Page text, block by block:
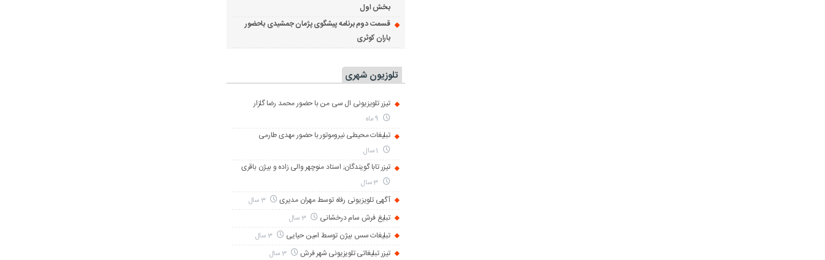
بخش اول
قسمت دوم برنامه پیشگوی پژمان جمشیدی باحضور
باران کوثری
تلوزیون شهری
تیزر تلویزیونی ال سی من با حضور محمد رضا گلزار
تبلیغات محیطی نیروموتور با حضور مهدی طارمی
تیزر تابا گویندگان; استاد منوچهر والی زاده و بیژن باقری
آگهی تلویزیونی رفاه توسط مهران مدیری 3 سال
تبلیغ فرش سام درخشانی 3 سال
تبلیغات سس بیژن توسط امین حیایی 3 سال
تیزر تبلیغاتی تلویزیونی شهر فرش 3 سال